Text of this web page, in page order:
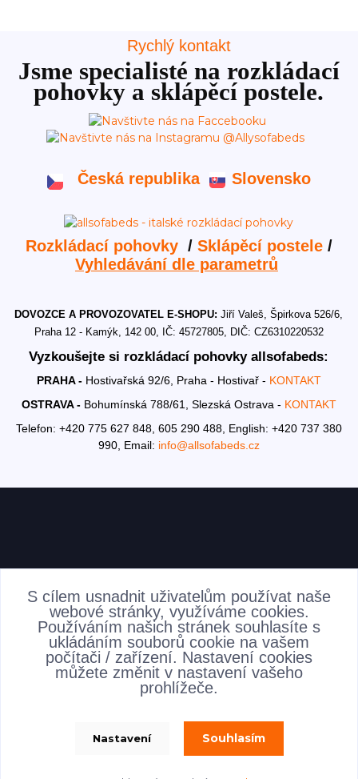
Rychlý kontakt
Jsme specialisté na rozkládací
pohovky a sklápěcí postele.
Česká republika Slovensko
Rozkládací pohovky / Sklápěcí postele/
Vyhledávání dle parametrů
DOVOZCE A PROVOZOVATEL E-SHOPU:Jiří Valeš, Špirkova 526/6,
Praha 12 - Kamýk, 142 00, IČ: 45727805, DIČ: CZ6310220532
Vyzkoušejte si rozkládací pohovky allsofabeds:
PRAHA - Hostivařská 92/6, Praha - Hostivař - KONTAKT
OSTRAVA - Bohumínská 788/61, Slezská Ostrava - KONTAKT
Telefon: +420 775 627 848, 605 290 488, English: +420 737 380
990, Email: info@allsofabeds.cz
AKTUALITY
S cílem usnadnit uživatelům používat naše
webové stránky, využíváme cookies.
Používáním našich stránek souhlasíte s
ukládáním souborů cookie na vašem
počítači / zařízení. Nastavení cookies
můžete změnit v nastavení vašeho
prohlížeče.
Nastavení Souhlasím